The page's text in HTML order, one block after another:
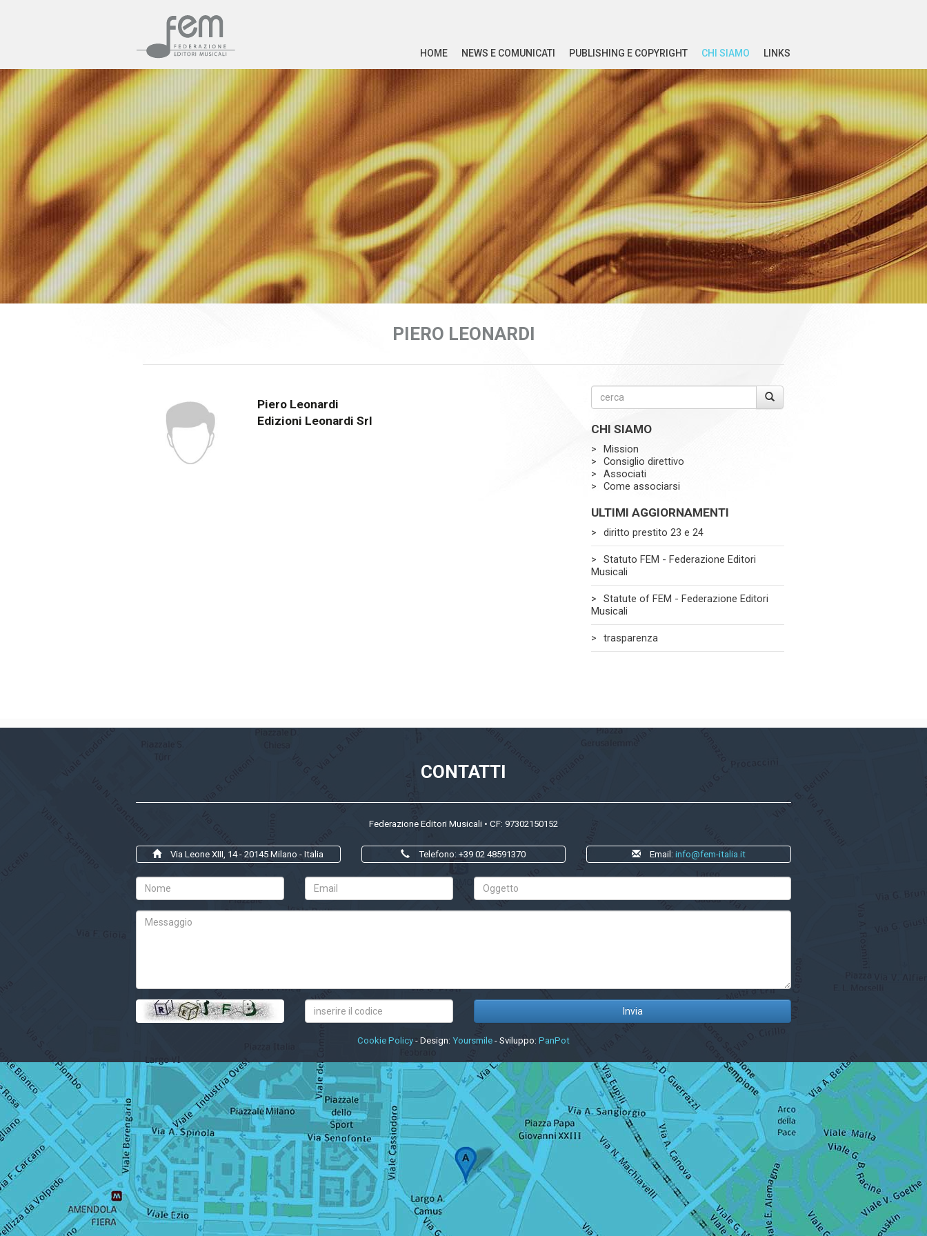
HOME NEWS E COMUNICATI PUBLISHING E COPYRIGHT CHI SIAMO LINKS
PIERO LEONARDI
Piero Leonardi
Edizioni Leonardi Srl
CHI SIAMO
Mission
Consiglio direttivo
Associati
Come associarsi
ULTIMI AGGIORNAMENTI
diritto prestito 23 e 24
Statuto FEM - Federazione Editori
Musicali
Statute of FEM - Federazione Editori
Musicali
trasparenza
CONTATTI
Federazione Editori Musicali • CF: 97302150152
Via Leone XIII, 14 - 20145 Milano - Italia Telefono: +39 02 48591370 Email:info@fem-italia.it
Cookie Policy - Design: Yoursmile - Sviluppo: PanPot